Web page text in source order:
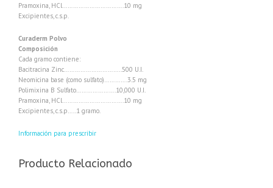
Pramoxina, HCl…………………………….10 mg
Excipientes, c.s.p.
Curaderm Polvo
Composición
Cada gramo contiene:
Bacitracina Zinc…………………………..500 U.I.
Neomicina base (como sulfato)………….3.5 mg
Polimixina B Sulfato………………….10,000 U.I.
Pramoxina, HCl…………………………….10 mg
Excipientes, c.s.p…..1 gramo.
Información para prescribir
Producto Relacionado